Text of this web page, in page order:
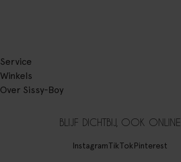
Service
Winkels
Over Sissy-Boy
BLIJF DICHTBIJ, OOK ONLINE
InstagramTikTokPinterest